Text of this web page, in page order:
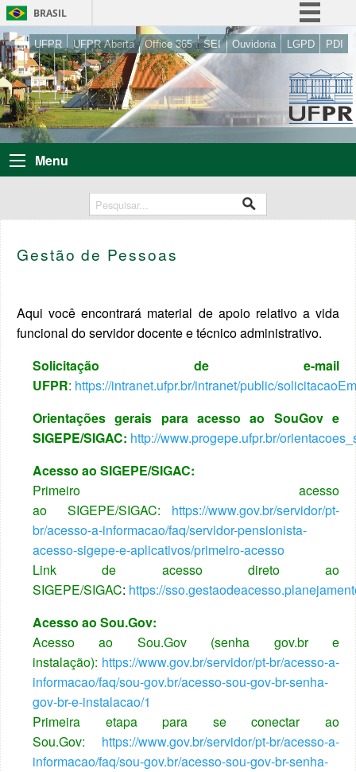
BRASIL
Simplifique!
Comunica BR
Participe
Acesso à informação
Legislação
UFPR UFPR Aberta Office 365 SEI Ouvidoria LGPD PDI
Menu
Gestão de Pessoas
Aqui você encontrará material de apoio relativo a vida
funcional do servidor docente e técnico administrativo.
Solicitação de e-mail
UFPR: https://intranet.ufpr.br/intranet/public/
Orientações gerais para acesso ao SouGov e
SIGEPE/SIGAC: http://www.progepe.ufpr.br/
Acesso ao SIGEPE/SIGAC:
Primeiro acesso
ao
SIGEPE/SIGAC:
https://www.gov.br/servidor/pt-
br/acesso-a-informacao/faq/servidor-pensionista-
acesso-sigepe-e-aplicativos/primeiro-acesso
Link de acesso direto ao
SIGEPE/SIGAC: https://
Acesso ao Sou.Gov:
Acesso ao Sou.Gov (senha gov.br e
instalação): https://www.gov.br/servidor/pt-br/acesso-a-
informacao/faq/sou-gov.br/acesso-sou-gov-br-senha-
gov-br-e-instalacao/1
Primeira etapa para se conectar ao
Sou.Gov:
https://www.gov.br/servidor/pt-br/acesso-a-
informacao/faq/sou-gov.br/acesso-sou-gov-br-senha-